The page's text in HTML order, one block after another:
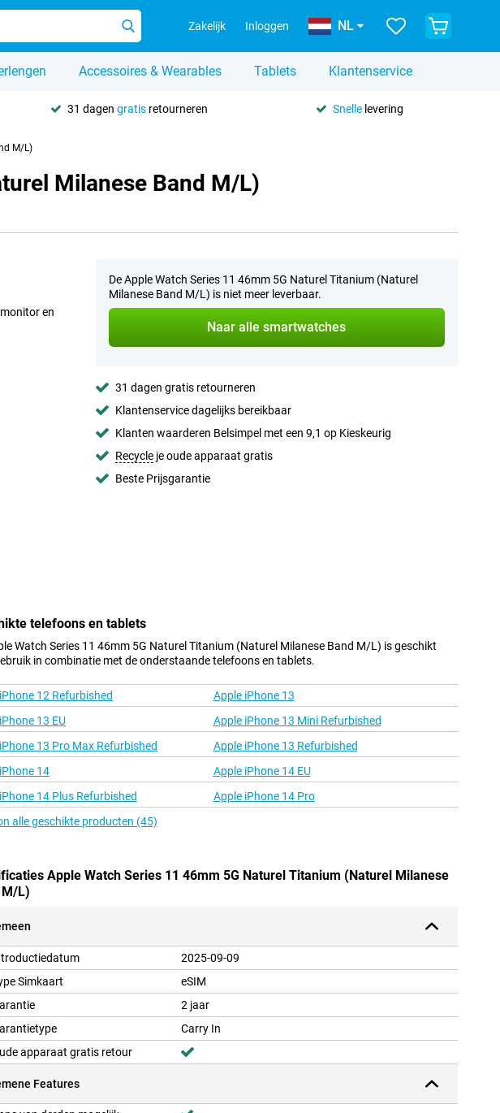
Zakelijk Inloggen NL
Accessoires & Wearables Tablets Klantenservice
31 dagen gratisretourneren Snellelevering
M/L)
Milanese Band M/L)
en
De Apple Watch Series 11 46mm 5G Naturel Titanium (Naturel
Milanese Band M/L) is niet meer leverbaar.
Naar alle smartwatches
31 dagen gratis retourneren
Klantenservice dagelijks bereikbaar
Klanten waarderen Belsimpel met een 9,1 op Kieskeurig
Recycleje oude apparaat gratis
Beste Prijsgarantie
telefoons en tablets
Watch Series 11 46mm 5G Naturel Titanium (Naturel Milanese Band M/L) is geschikt
in combinatie met de onderstaande telefoons en tablets.
12 Refurbished
Apple iPhone 13
13 EU
Apple iPhone 13 Mini Refurbished
13 Pro Max Refurbished
Apple iPhone 13 Refurbished
14
Apple iPhone 14 EU
14 Plus Refurbished
Apple iPhone 14 Pro
alle geschikte producten (45)
Apple Watch Series 11 46mm 5G Naturel Titanium (Naturel Milanese
M/L)
2025-09-09
Simkaart
eSIM
2 jaar
Carry In
apparaat gratis retour
Features